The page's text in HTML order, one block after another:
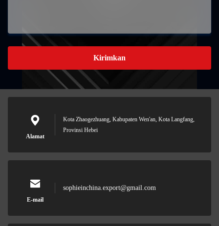
Kirimkan
Alamat
Kota Zhaogezhuang, Kabupaten Wen'an, Kota Langfang,
Provinsi Hebei
E-mail
sophieinchina.export@gmail.com